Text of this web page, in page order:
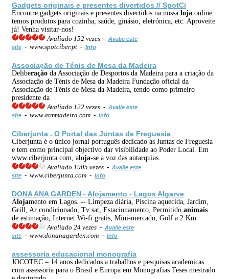
Gadgets originais e presentes divertidos // SpotCi
Encontre gadgets originais e presentes divertidos na nossa loja online:
temos produtos para cozinha, saúde, ginásio, eletrónica, etc. Aproveite
já! Venha visitar-nos!
Avaliado 152 vezes - Avalie este
site - www.spotciber.pt - Info
Associação de Ténis de Mesa da Madeira
Deliberação da Associação de Desportos da Madeira para a criação da
Associação de Ténis de Mesa da Madeira Fundação oficial da
Associação de Ténis de Mesa da Madeira, tendo como primeiro
presidente da
Avaliado 122 vezes - Avalie este
site - www.atmmadeira.com - Info
Ciberjunta . O Portal das Juntas de Freguesia
Ciberjunta é o único jornal português dedicado às Juntas de Freguesia
e tem como principal objectivo dar visibilidade ao Poder Local. Em
www.ciberjunta.com, aloja-se a voz das autarquias.
Avaliado 1905 vezes - Avalie este
site - www.ciberjunta.com - Info
DONA ANA GARDEN - Alojamento - Lagos Algarve
Alojamento em Lagos. -- Limpeza diária, Piscina aquecida, Jardim,
Grill, Ar condicionado, Tv sat, Estacionamento, Permitido animais
de estimação, Internet Wi-fi gratis, Mini-mercado, Golf a 2 Km.
Avaliado 24 vezes - Avalie este
site - www.donanagarden.com - Info
assessoria educacional monografia
JOCOTEC – 14 anos dedicados a trabalhos e pesquisas academicas
com assessoria para o Brasil e Europa em Monografias Teses mestrado